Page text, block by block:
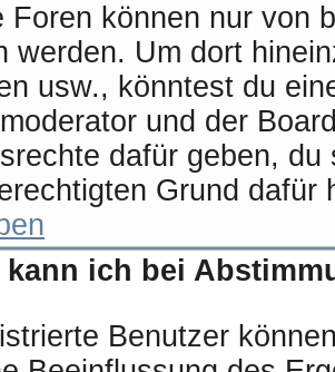
Foren können nur von
werden. Um dort
usw., könntest du
und der
dafür geben,
Grund dafür
kann ich bei
Benutzer